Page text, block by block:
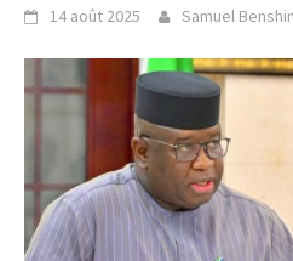
14 août 2025 Samuel